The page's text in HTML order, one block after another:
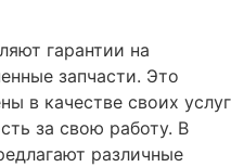
гарантии на
запчасти. Это
в качестве своих услуг
за свою работу. В
различные